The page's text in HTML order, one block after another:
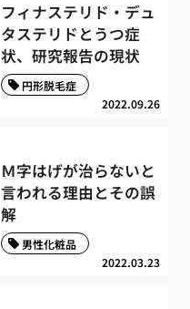
フィナステリド・デュ
タステリドとうつ症
状、研究報告の現状
2022.09.26
円形脱毛症
Ｍ字はげが治らないと
言われる理由とその誤
解
2022.03.23
男性化粧品